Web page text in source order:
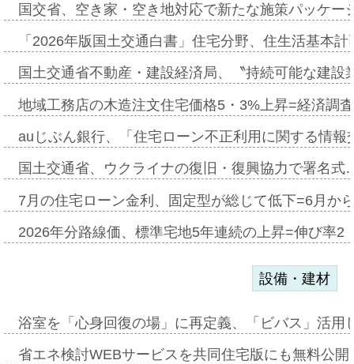
国交省、空き家・空き地対応で新たな施策パッケ
「2026年版国土交通白書」住宅分野、住生活基本
国土交通省不動産・建設経済局、〝持続可能な建
地域工務店の木造注文住宅価格5・3%上昇=経済調
auじぶん銀行、「住宅ローン不正利用に関する情
国土交通省、ウクライナの復旧・復興協力で署名
7月の住宅ローン金利、固定型が総じて低下=6月か
2026年分路線価、標準宅地5年連続の上昇=伸び率
設備・建材
浴室を「心身回復の場」に再定義、「ビバス」活
省エネ検討WEBサービスを共同住宅版にも無料公